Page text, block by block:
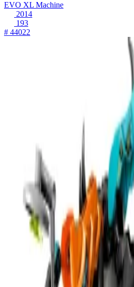
EVO XL Machine
2014
193
# 44022